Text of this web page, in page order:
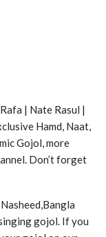
Rafa | Nate Rasul |
Hamd, Naat,
Gojol, more
Don’t forget
gojol. If you